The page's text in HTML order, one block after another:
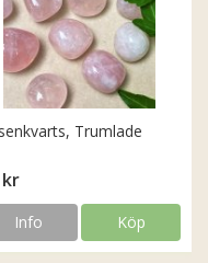
Trumlade
kr
Info Köp